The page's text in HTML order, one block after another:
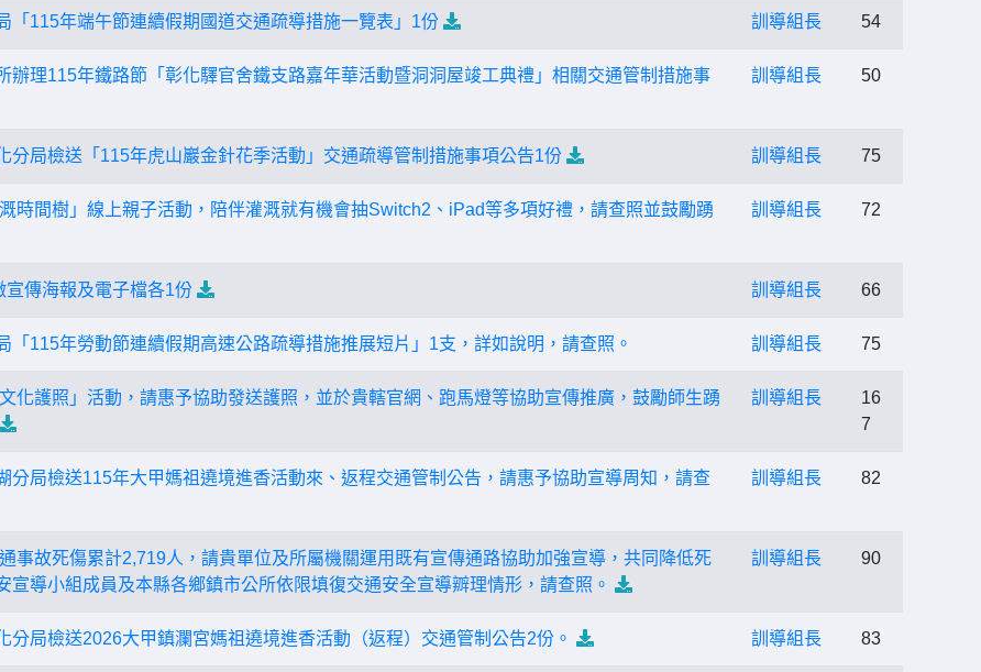
「115年端午節連續假期國道交通疏導措施一覽表」1份 訓導組長 54
辦理115年鐵路節「彰化驛官舍鐵支路嘉年華活動暨洞洞屋竣工典禮」相關交通管制措施事
訓導組長 50
分局檢送「115年虎山巖金針花季活動」交通疏導管制措施事項公告1份 訓導組長 75
時間樹」線上親子活動，陪伴灌溉就有機會抽Switch2、iPad等多項好禮，請查照並鼓勵踴
訓導組長 72
傳海報及電子檔各1份 訓導組長 66
「115年勞動節連續假期高速公路疏導措施推展短片」1支，詳如說明，請查照。 訓導組長 75
化護照」活動，請惠予協助發送護照，並於貴轄官網、跑馬燈等協助宣傳推廣，鼓勵師生踴
訓導組長
16
7
分局檢送115年大甲媽祖遶境進香活動來、返程交通管制公告，請惠予協助宣導周知，請查
訓導組長 82
事故死傷累計2,719人，請貴單位及所屬機關運用既有宣傳通路協助加強宣導，共同降低死
宣導小組成員及本縣各鄉鎮市公所依限填復交通安全宣導辧理情形，請查照。
訓導組長 90
分局檢送2026大甲鎮瀾宮媽祖遶境進香活動（返程）交通管制公告2份。 訓導組長 83